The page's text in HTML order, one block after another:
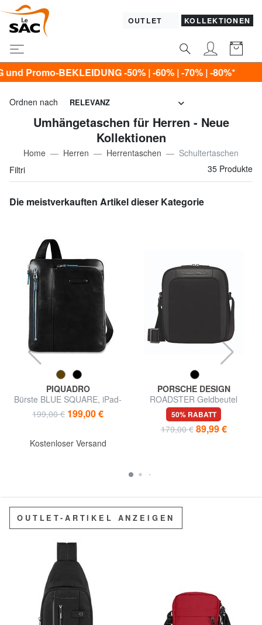
OUTLET KOLLEKTIONEN
-50% | -60% | -70% | -80%*
Ordnen nach RELEVANZ
Umhängetaschen für Herren - Neue
Kollektionen
Home Herren Herrentaschen
Schultertaschen
Filtri
35 Produkte
Die meistverkauften Artikel dieser Kategorie
PIQUADRO
Bürste BLUE SQUARE, iPad-
Halter
199,00 € 199,00 €
Kostenloser Versand
PORSCHE DESIGN
ROADSTER Geldbeutel
50% RABATT
179,00 € 89,99 €
OUTLET-ARTIKEL ANZEIGEN